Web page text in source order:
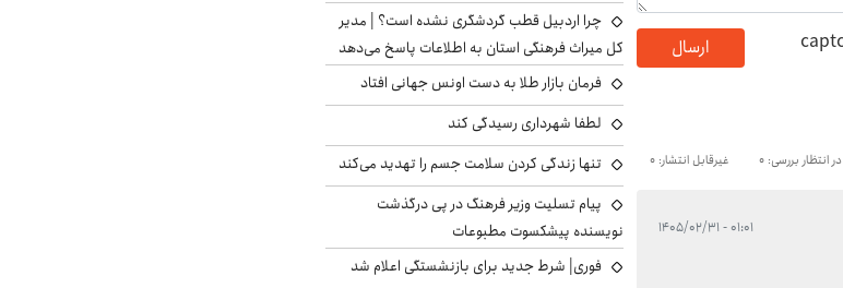
ارسال
در انتظار بررسی: 0 غیرقابل انتشار: 0
۰۱:۰۱ - ۱۴۰۵/۰۲/۳۱
چرا اردبیل قطب گردشگری نشده است؟ | مدیر
کل میراث فرهنگی استان به اطلاعات پاسخ می‌دهد
فرمان بازار طلا به دست اونس جهانی افتاد
لطفا شهرداری رسیدگی کند
تنها زندگی کردن سلامت جسم را تهدید می‌کند
پیام تسلیت وزیر فرهنگ در پی درگذشت
نویسنده پیشکسوت مطبوعات
فوری| شرط جدید برای بازنشستگی اعلام شد